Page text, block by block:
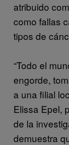
atribuido
como fallas
tipos de
“Todo el
engorde,
a una filial
Elissa Epel,
de la
demuestra